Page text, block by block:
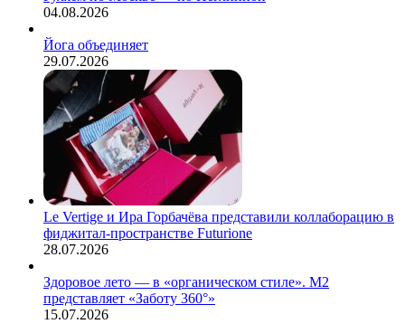
04.08.2026
Йога объединяет
29.07.2026
Le Vertige и Ира Горбачёва представили коллаборацию в
фиджитал-пространстве Futurione
28.07.2026
Здоровое лето — в «органическом стиле». М2
представляет «Заботу 360°»
15.07.2026